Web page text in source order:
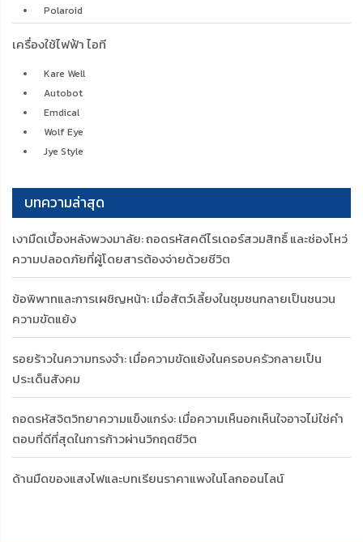
Polaroid
เครื่องใช้ไฟฟ้า ไอที
Kare Well
Autobot
Emdical
Wolf Eye
Jye Style
บทความล่าสุด
เงามืดเบื้องหลังพวงมาลัย: ถอดรหัสคดีไรเดอร์สวมสิทธิ์ และช่องโหว่
ความปลอดภัยที่ผู้โดยสารต้องจ่ายด้วยชีวิต
ข้อพิพาทและการเผชิญหน้า: เมื่อสัตว์เลี้ยงในชุมชนกลายเป็นชนวน
ความขัดแย้ง
รอยร้าวในความทรงจำ: เมื่อความขัดแย้งในครอบครัวกลายเป็น
ประเด็นสังคม
ถอดรหัสจิตวิทยาความแข็งแกร่ง: เมื่อความเห็นอกเห็นใจอาจไม่ใช่คำ
ตอบที่ดีที่สุดในการก้าวผ่านวิกฤตชีวิต
ด้านมืดของแสงไฟและบทเรียนราคาแพงในโลกออนไลน์